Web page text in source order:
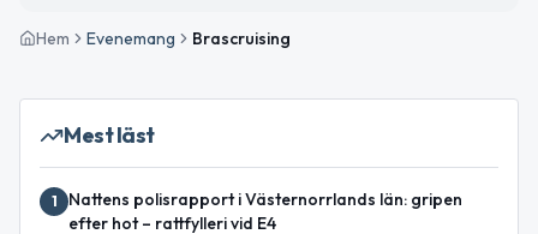
Hem Evenemang Brascruising
Mest läst
1
Nattens polisrapport i Västernorrlands län: gripen
efter hot – rattfylleri vid E4